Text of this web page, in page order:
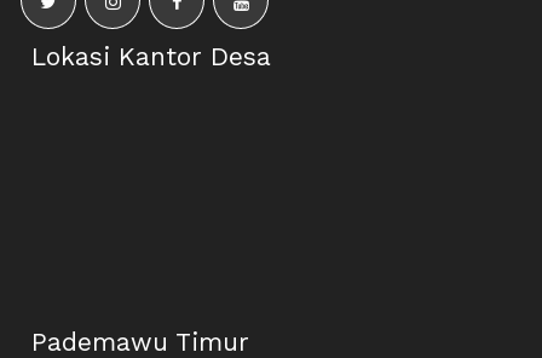
Lokasi Kantor Desa
Pademawu Timur